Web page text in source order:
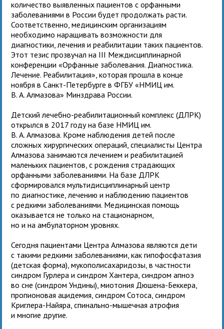
количество выявленных пациентов с орфанными
заболеваниями в России будет продолжать расти.
Соответственно, медицинским организациям
необходимо наращивать возможности для
диагностики, лечения и реабилитации таких пациентов.
Этот тезис прозвучал на III Междисциплинарной
конференции «Орфанные заболевания. Диагностика.
Лечение. Реабилитация», которая прошла в конце
ноября в Санкт-Петербурге в ФГБУ «НМИЦ им.
В. А. Алмазова» Минздрава России.
Детский лечебно-реабилитационный комплекс (ДЛРК)
открылся в 2017 году на базе НМИЦ им.
В. А. Алмазова. Кроме наблюдения детей после
сложных хирургических операций, специалисты Центра
Алмазова занимаются лечением и реабилитацией
маленьких пациентов, с рождения страдающих
орфанными заболеваниями. На базе ДЛРК
сформировался мультидисциплинарный центр
по диагностике, лечению и наблюдению пациентов
с редкими заболеваниями. Медицинская помощь
оказывается не только на стационарном,
но и на амбулаторном уровнях.
Сегодня пациентами Центра Алмазова являются дети
с такими редкими заболеваниями, как гипофосфатазия
(детская форма), мукополисахаридозы, в частности
синдром Гурлера и синдром Хантера, синдром апноэ
во сне (синдром Ундины), миотония Дюшена-Беккера,
пропионовая ацидемия, синдром Сотоса, синдром
Криглера-Найяра, спинально-мышечная атрофия
и многие другие.